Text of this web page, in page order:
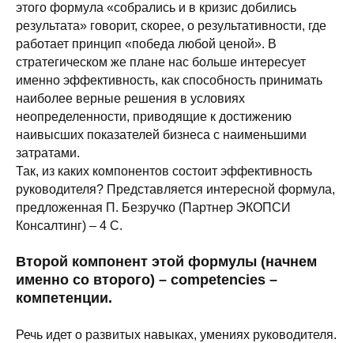
этого формула «собрались и в кризис добились
результата» говорит, скорее, о результативности, где
работает принцип «победа любой ценой». В
стратегическом же плане нас больше интересует
именно эффективность, как способность принимать
наиболее верные решения в условиях
неопределенности, приводящие к достижению
наивысших показателей бизнеса с наименьшими
затратами.
Так, из каких компонентов состоит эффективность
руководителя? Представляется интересной формула,
предложенная П. Безручко (Партнер ЭКОПСИ
Консалтинг) – 4 С.
Второй компонент этой формулы (начнем
именно со второго) – competencies –
компетенции.
Речь идет о развитых навыках, умениях руководителя.